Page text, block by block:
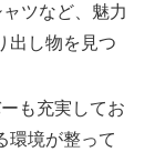
ツなど、魅力
出し物を見つ
も充実してお
環境が整って